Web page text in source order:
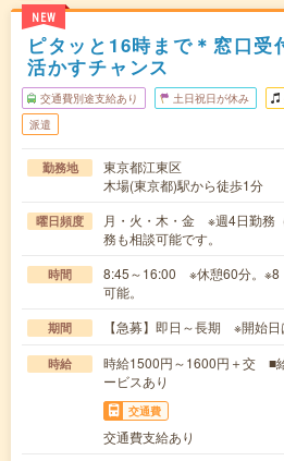
NEW
ピタッと16時まで＊窓口受
活かすチャンス
交通費別途支給あり 土日祝日が休み
派遣
勤務地
東京都江東区
木場(東京都)駅から徒歩1分
曜日頻度
月・火・木・金 ※週4日勤務
務も相談可能です。
時間
8:45～16:00 ※休憩60分。※8
可能。
期間 【急募】即日～長期 ※開始日
時給
時給1500円～1600円＋交 ■
ービスあり
交通費
交通費支給あり